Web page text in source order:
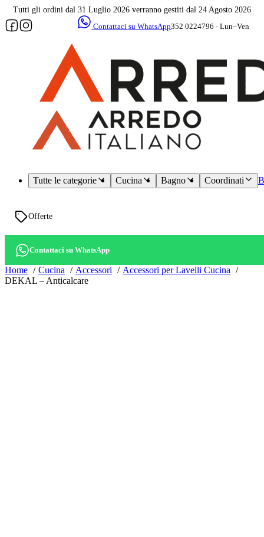
Tutti gli ordini dal 31 Luglio 2026 verranno gestiti dal 24 Agosto 2026
Contattaci su WhatsApp352 0224796 · Lun–Ven
Tutte le categorie Cucina Bagno Coordinati
Offerte
Contattaci su WhatsApp
Home Cucina Accessori
Accessori per Lavelli Cucina
DEKAL – Anticalcare